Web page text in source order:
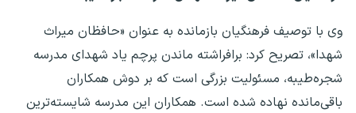
وی با توصیف فرهنگیان بازمانده به عنوان «حافظان میراث
شهدا»، تصریح کرد: برافراشته ماندن پرچم یاد شهدای مدرسه
شجره‌طیبه، مسئولیت بزرگی است که بر دوش همکاران
باقی‌مانده نهاده شده است. همکاران این مدرسه شایسته‌ترین